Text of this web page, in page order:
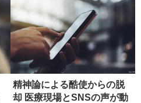
精神論による酷使からの脱
却 医療現場とSNSの声が動